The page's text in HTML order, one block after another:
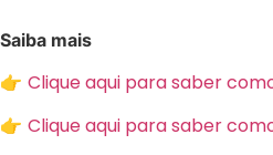
Saiba mais
👉 Clique aqui para saber
👉 Clique aqui para saber